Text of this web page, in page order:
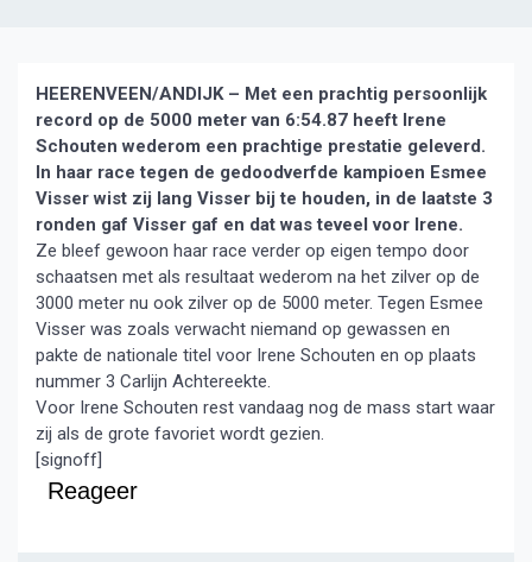
HEERENVEEN/ANDIJK – Met een prachtig persoonlijk
record op de 5000 meter van 6:54.87 heeft Irene
Schouten wederom een prachtige prestatie geleverd.
In haar race tegen de gedoodverfde kampioen Esmee
Visser wist zij lang Visser bij te houden, in de laatste 3
ronden gaf Visser gaf en dat was teveel voor Irene.
Ze bleef gewoon haar race verder op eigen tempo door
schaatsen met als resultaat wederom na het zilver op de
3000 meter nu ook zilver op de 5000 meter. Tegen Esmee
Visser was zoals verwacht niemand op gewassen en
pakte de nationale titel voor Irene Schouten en op plaats
nummer 3 Carlijn Achtereekte.
Voor Irene Schouten rest vandaag nog de mass start waar
zij als de grote favoriet wordt gezien.
[signoff]
Reageer